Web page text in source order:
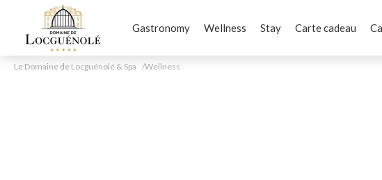
Gastronomy Wellness Stay Carte cadeau
Le Domaine de Locguénolé & Spa Wellness